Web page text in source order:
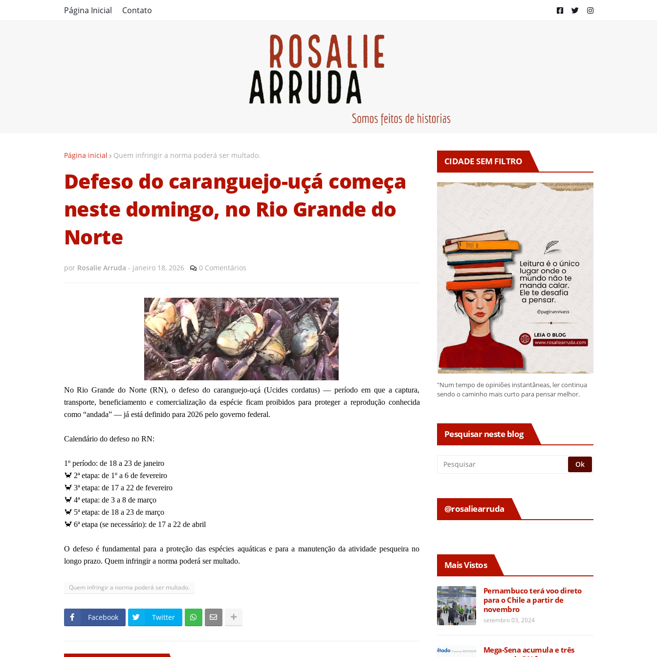
Página Inicial Contato
Página inicial Quem infringir a norma poderá ser multado.
Defeso do caranguejo-uçá começa
neste domingo, no Rio Grande do
Norte
por Rosalie Arruda - janeiro 18, 2026 0 Comentários
No Rio Grande do Norte (RN), o defeso do caranguejo-uçá (Ucides cordatus) — período em que a captura,
transporte, beneficiamento e comercialização da espécie ficam proibidos para proteger a reprodução conhecida
como “andada” — já está definido para 2026 pelo governo federal.
Calendário do defeso no RN:
1º período: de 18 a 23 de janeiro
🦀 2ª etapa: de 1º a 6 de fevereiro
🦀 3ª etapa: de 17 a 22 de fevereiro
🦀 4ª etapa: de 3 a 8 de março
🦀 5ª etapa: de 18 a 23 de março
🦀 6ª etapa (se necessário): de 17 a 22 de abril
O defeso é fundamental para a proteção das espécies aquáticas e para a manutenção da atividade pesqueira no
longo prazo. Quem infringir a norma poderá ser multado.
Quem infringir a norma poderá ser multado.
Facebook Twitter
CIDADE SEM FILTRO
"Num tempo de opiniões instantâneas, ler continua
sendo o caminho mais curto para pensar melhor.
Pesquisar neste blog
@rosaliearruda
Mais Vistos
Pernambuco terá voo direto
para o Chile a partir de
novembro
setembro 03, 2024
Mega-Sena acumula e três